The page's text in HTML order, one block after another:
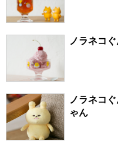
ノラネコ
ゃん